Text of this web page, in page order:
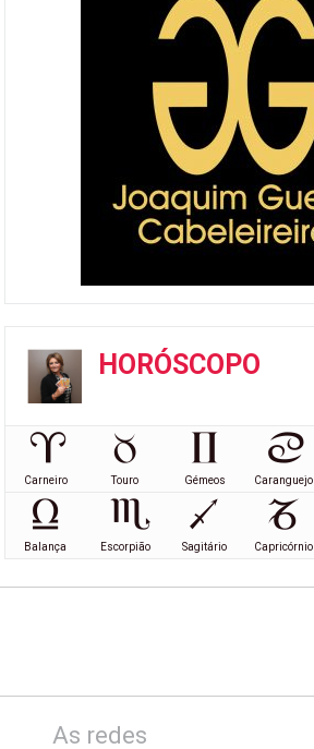
HORÓSCOPO
Carneiro Touro Gémeos Caranguejo
Balança Escorpião Sagitário Capricórnio
As redes